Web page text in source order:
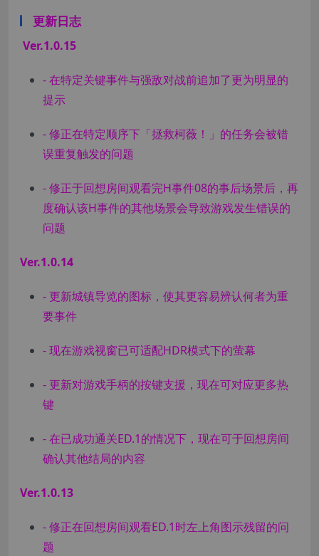
更新日志
Ver.1.0.15
- 在特定关键事件与强敌对战前追加了更为明显的
提示
- 修正在特定顺序下「拯救柯薇！」的任务会被错
误重复触发的问题
- 修正于回想房间观看完H事件08的事后场景后，再
度确认该H事件的其他场景会导致游戏发生错误的
问题
Ver.1.0.14
- 更新城镇导览的图标，使其更容易辨认何者为重
要事件
- 现在游戏视窗已可适配HDR模式下的萤幕
- 更新对游戏手柄的按键支援，现在可对应更多热
键
- 在已成功通关ED.1的情况下，现在可于回想房间
确认其他结局的内容
Ver.1.0.13
- 修正在回想房间观看ED.1时左上角图示残留的问
题